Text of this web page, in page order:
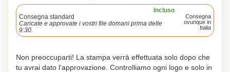
Incluso
Consegna standard
Caricate e approvate i vostri file domani prima delle
9:30.
Consegna
ovunque in
Italia
Non preoccuparti! La stampa verrà effettuata solo dopo che
tu avrai dato l'approvazione. Controlliamo ogni logo e solo in